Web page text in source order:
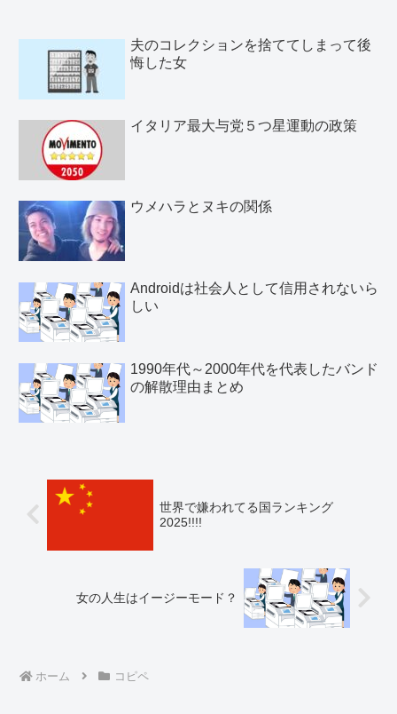
夫のコレクションを捨ててしまって後
悔した女
イタリア最大与党５つ星運動の政策
ウメハラとヌキの関係
Androidは社会人として信用されないら
しい
1990年代～2000年代を代表したバンド
の解散理由まとめ
世界で嫌われてる国ランキング
2025!!!!
女の人生はイージーモード？
ホーム コピペ